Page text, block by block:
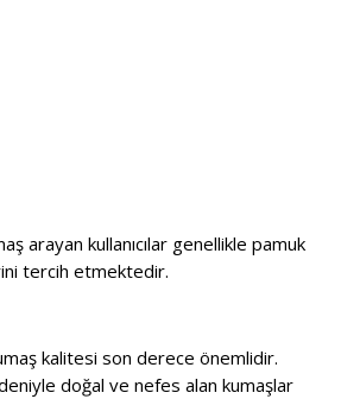
arayan kullanıcılar genellikle pamuk
tercih etmektedir.
kalitesi son derece önemlidir.
doğal ve nefes alan kumaşlar